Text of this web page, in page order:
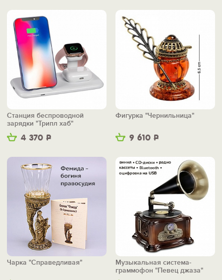
4 370 Р
Станция беспроводной
зарядки "Трипл хаб"
9 610 Р
Фигурка "Чернильница"
Чарка "Справедливая"
Музыкальная система-
граммофон "Певец джаза"